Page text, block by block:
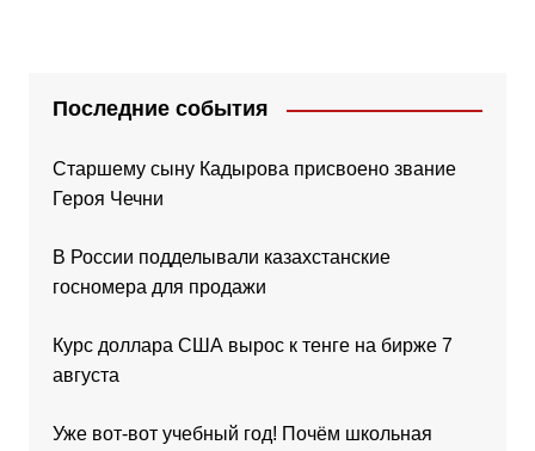
Последние события
Старшему сыну Кадырова присвоено звание
Героя Чечни
В России подделывали казахстанские
госномера для продажи
Курс доллара США вырос к тенге на бирже 7
августа
Уже вот-вот учебный год! Почём школьная